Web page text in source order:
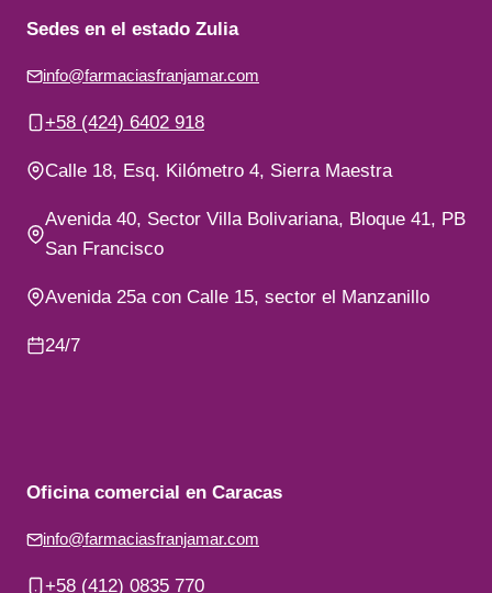
Sedes en el estado Zulia
info@farmaciasfranjamar.com
+58 (424) 6402 918
Calle 18, Esq. Kilómetro 4, Sierra Maestra
Avenida 40, Sector Villa Bolivariana, Bloque 41, PB
San Francisco
Avenida 25a con Calle 15, sector el Manzanillo
24/7
Oficina comercial en Caracas
info@farmaciasfranjamar.com
+58 (412) 0835 770